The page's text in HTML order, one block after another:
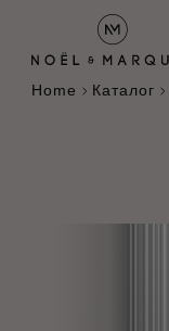
Home Каталог